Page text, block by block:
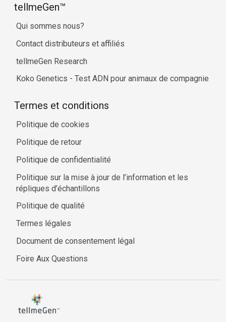
tellmeGen™
Qui sommes nous?
Contact distributeurs et affiliés
tellmeGen Research
Koko Genetics - Test ADN pour animaux de compagnie
Termes et conditions
Politique de cookies
Politique de retour
Politique de confidentialité
Politique sur la mise à jour de l’information et les
répliques d’échantillons
Politique de qualité
Termes légales
Document de consentement légal
Foire Aux Questions